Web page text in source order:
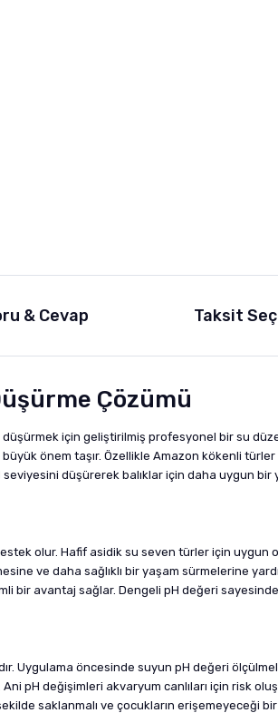
& Cevap Taksit
Çözümü
için geliştirilmiş profesyonel bir su
önem taşır. Özellikle Amazon kökenli
düşürerek balıklar için daha uygun bir
olur. Hafif asidik su seven türler için uygun
ve daha sağlıklı bir yaşam sürmelerine
bir avantaj sağlar. Dengeli pH değeri
Uygulama öncesinde suyun pH değeri
Ani pH değişimleri akvaryum canlıları için risk
saklanmalı ve çocukların erişemeyeceği